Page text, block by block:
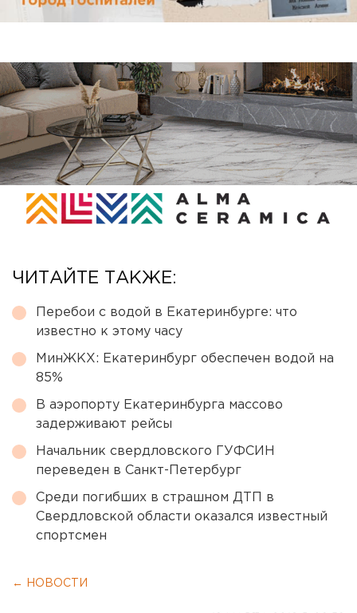
ЧИТАЙТЕ ТАКЖЕ:
Перебои с водой в Екатеринбурге: что
известно к этому часу
МинЖКХ: Екатеринбург обеспечен водой на
85%
В аэропорту Екатеринбурга массово
задерживают рейсы
Начальник свердловского ГУФСИН
переведен в Санкт-Петербург
Среди погибших в страшном ДТП в
Свердловской области оказался известный
спортсмен
← НОВОСТИ